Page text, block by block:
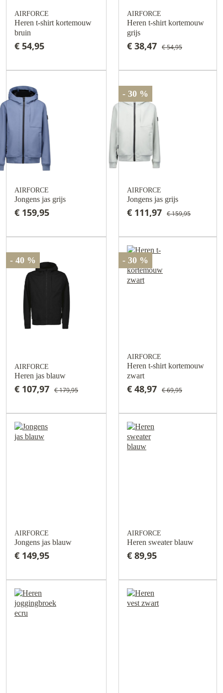
AIRFORCE
Heren t-shirt kortemouw
bruin
€ 54,95
AIRFORCE
Heren t-shirt kortemouw
grijs
€ 38,47 € 54,95
AIRFORCE
Jongens jas grijs
€ 159,95
- 30 %
AIRFORCE
Jongens jas grijs
€ 111,97 € 159,95
- 40 %
AIRFORCE
Heren jas blauw
€ 107,97 € 179,95
- 30 %
AIRFORCE
Heren t-shirt kortemouw
zwart
€ 48,97 € 69,95
AIRFORCE
Jongens jas blauw
€ 149,95
AIRFORCE
Heren sweater blauw
€ 89,95